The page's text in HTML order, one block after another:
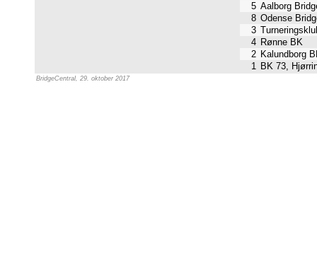
5 Aalborg
8 Odense
3
4 Rønne BK
2 Kalundborg
1 BK 73,
BridgeCentral, 29. oktober 2017